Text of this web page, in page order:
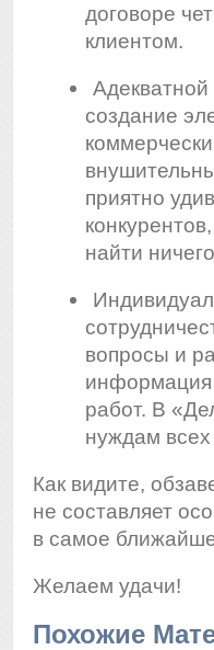
договоре
клиентом.
создание
приятно
найти
вопросы и
информация
работ. В
нуждам всех
Как видите,
не составляет
в самое
Желаем удачи!
Похожие